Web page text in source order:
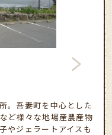
。吾妻町を中心とした
ど様々な地場産農産物
やジェラートアイスも